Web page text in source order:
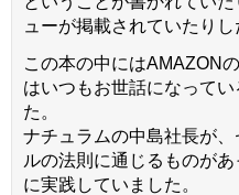
ューが掲載されていたりし
この本の中にはAMAZON
はいつもお世話になってい
た。
ナチュラムの中島社長が
ルの法則に通じるものが
に実践していました。